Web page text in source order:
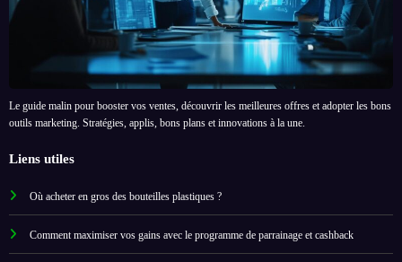
Le guide malin pour booster vos ventes, découvrir les meilleures offres et adopter les bons
outils marketing. Stratégies, applis, bons plans et innovations à la une.
Liens utiles
Où acheter en gros des bouteilles plastiques ?
Comment maximiser vos gains avec le programme de parrainage et cashback